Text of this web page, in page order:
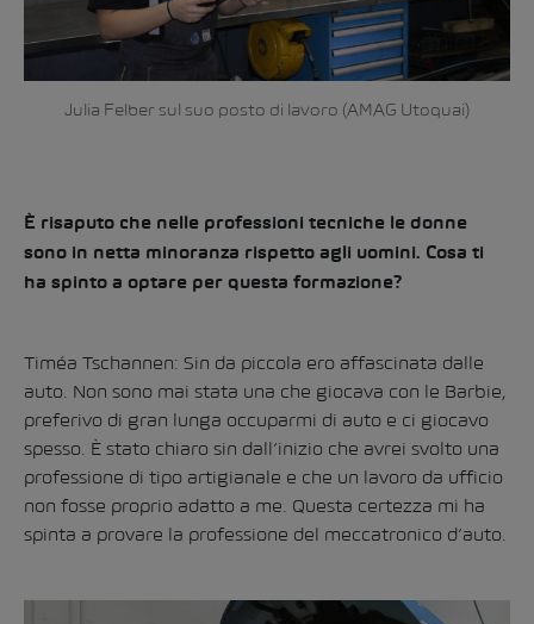
Julia Felber sul suo posto di lavoro (AMAG Utoquai)
È risaputo che nelle professioni tecniche le donne
sono in netta minoranza rispetto agli uomini. Cosa ti
ha spinto a optare per questa formazione?
Timéa Tschannen: Sin da piccola ero affascinata dalle
auto. Non sono mai stata una che giocava con le Barbie,
preferivo di gran lunga occuparmi di auto e ci giocavo
spesso. È stato chiaro sin dall’inizio che avrei svolto una
professione di tipo artigianale e che un lavoro da ufficio
non fosse proprio adatto a me. Questa certezza mi ha
spinta a provare la professione del meccatronico d’auto.